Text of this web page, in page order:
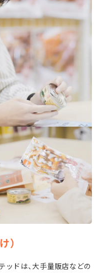
）
ッドは、大手量販店などの